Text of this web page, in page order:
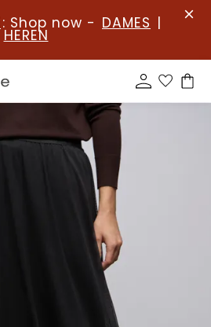
: Shop now - DAMES |
HEREN